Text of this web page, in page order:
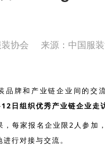
协会 来源：中国服
品牌和产业链企业间的交
日组织优秀产业链企业走
，每家报名企业限2人参加
行对接与交流。